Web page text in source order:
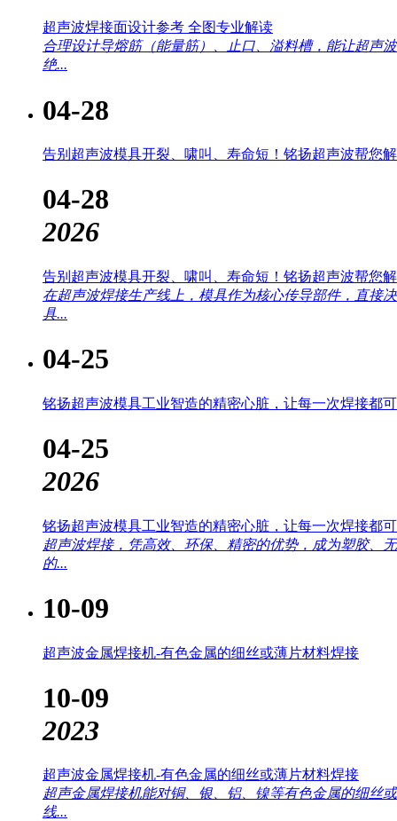
超声波焊接面设计参考 全图专业解读
合理设计导熔筋（能量筋）、止口、溢料槽，能让超声
绝...
04-28
告别超声波模具开裂、啸叫、寿命短！铭扬超声波帮您
04-28
2026
告别超声波模具开裂、啸叫、寿命短！铭扬超声波帮您
在超声波焊接生产线上，模具作为核心传导部件，直接
具...
04-25
铭扬超声波模具工业智造的精密心脏，让每一次焊接都
04-25
2026
铭扬超声波模具工业智造的精密心脏，让每一次焊接都
超声波焊接，凭高效、环保、精密的优势，成为塑胶、
的...
10-09
超声波金属焊接机-有色金属的细丝或薄片材料焊接
10-09
2023
超声波金属焊接机-有色金属的细丝或薄片材料焊接
超声金属焊接机能对铜、银、铝、镍等有色金属的细丝
线...